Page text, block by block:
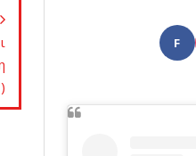
F